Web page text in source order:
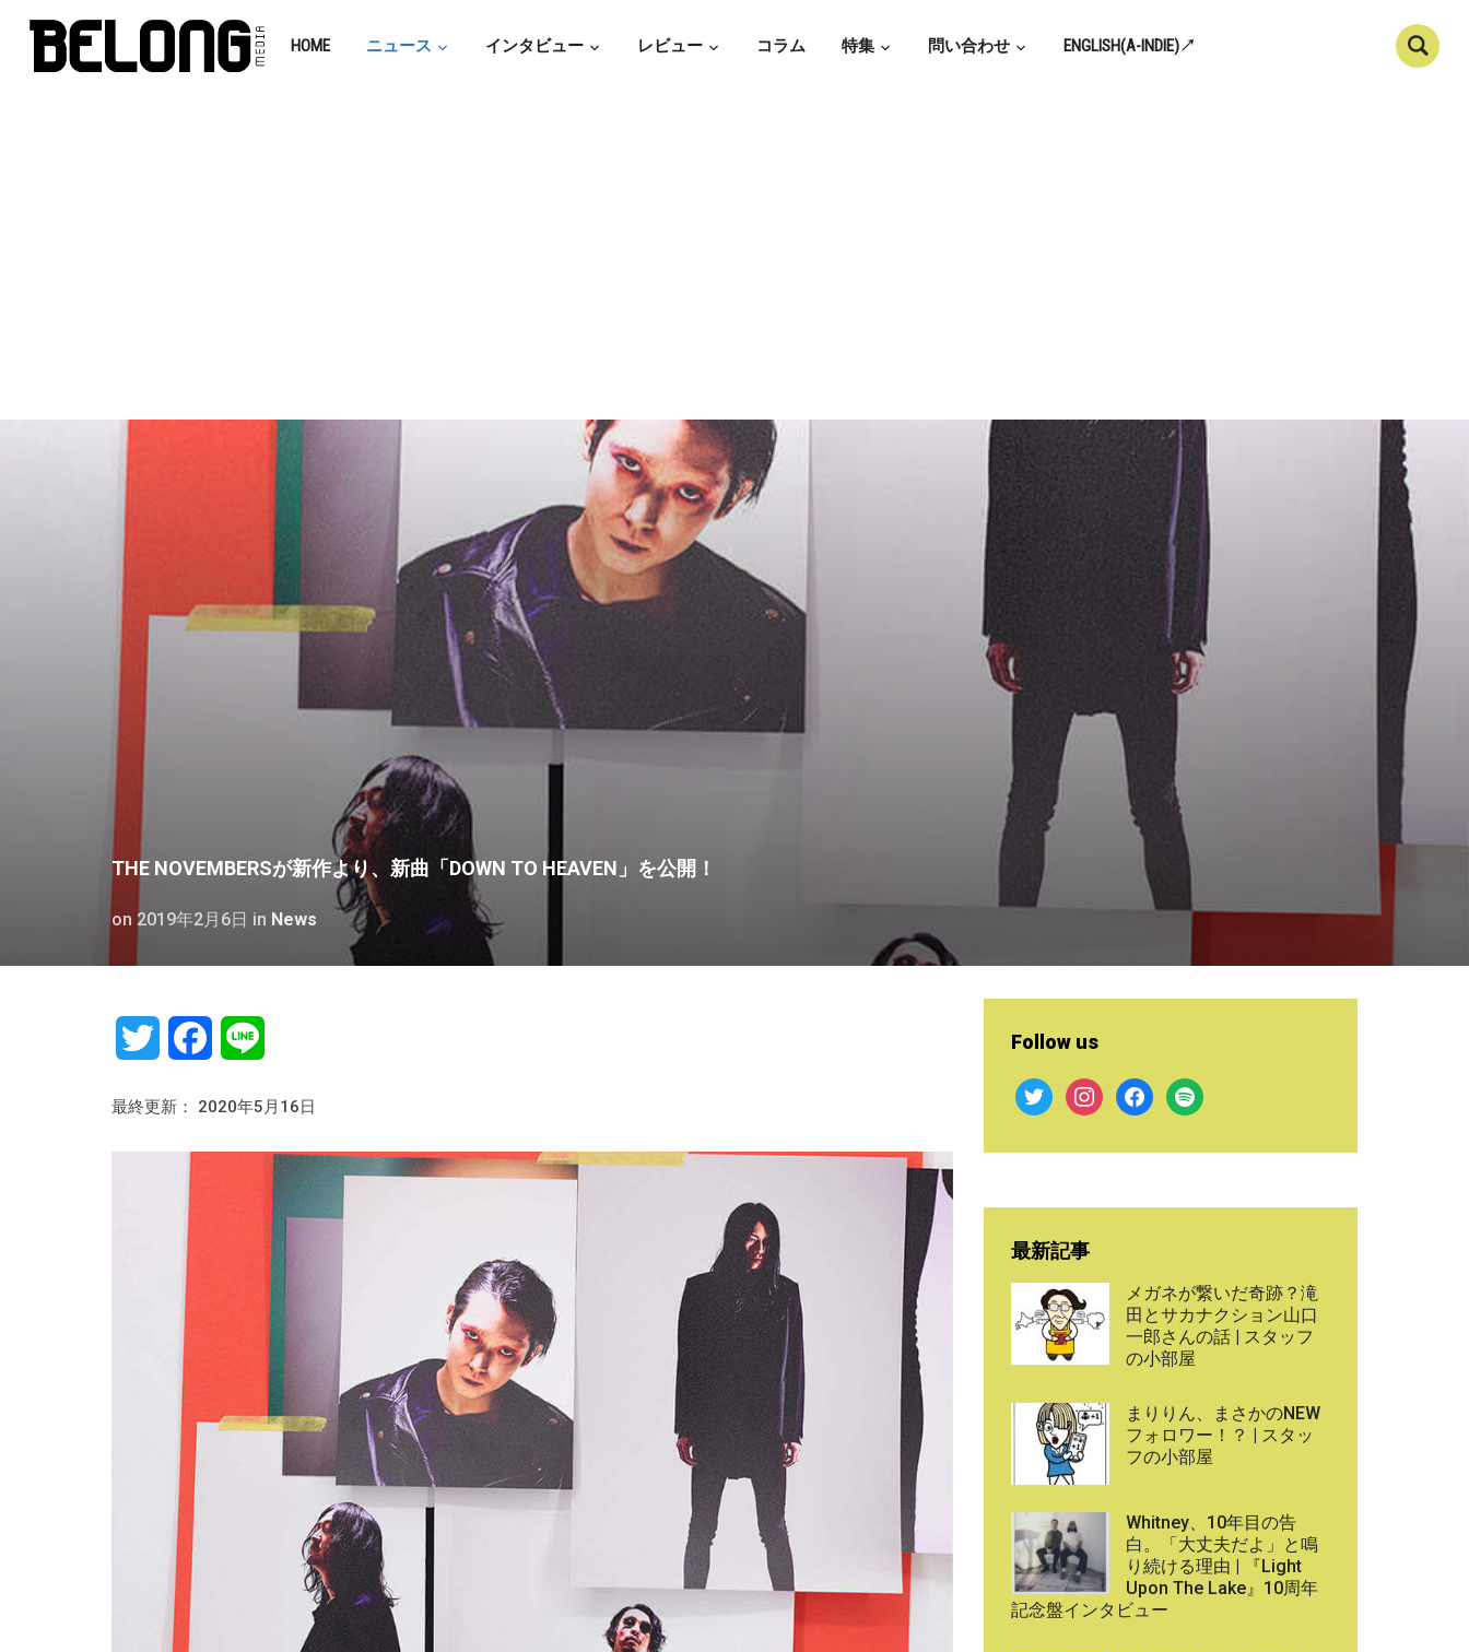
HOME ニュース インタビュー レビュー コラム 特集 問い合わせ ENGLISH(A-INDIE)↗
THE NOVEMBERSが新作より、新曲「DOWN TO HEAVEN」を公開！
on 2019年2月6日 in News
Twitter Facebook
最終更新： 2020年5月16日
Follow us
twitter instagramfacebook
spotify
最新記事
メガネが繋いだ奇跡？滝
田とサカナクション山口
一郎さんの話 | スタッフ
の小部屋
まりりん、まさかのNEW
フォロワー！？ | スタッ
フの小部屋
Whitney、10年目の告
白。「大丈夫だよ」と鳴
り続ける理由 | 『Light
Upon The Lake』10周年
記念盤インタビュー